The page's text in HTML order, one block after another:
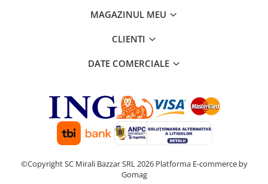
MAGAZINUL MEU
CLIENTI
DATE COMERCIALE
©Copyright SC Mirali Bazzar SRL 2026 Platforma E-commerce by
Gomag